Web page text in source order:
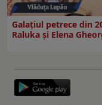
Galaţiul petrece din
Raluka și Elena